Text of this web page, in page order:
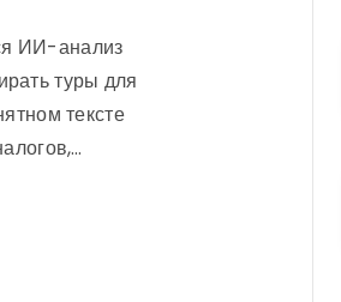
ИИ-анализ
туры для
тексте